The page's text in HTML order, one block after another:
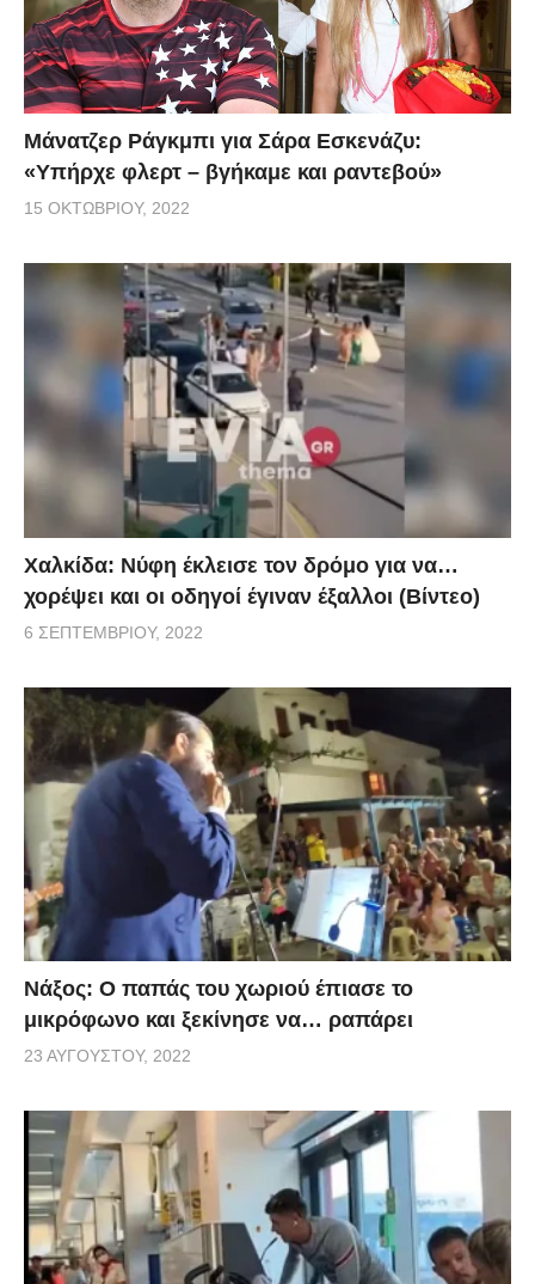
Μάνατζερ Ράγκμπι για Σάρα Εσκενάζυ:
«Υπήρχε φλερτ – βγήκαμε και ραντεβού»
15 ΟΚΤΩΒΡΊΟΥ, 2022
Χαλκίδα: Νύφη έκλεισε τον δρόμο για να…
χορέψει και οι οδηγοί έγιναν έξαλλοι (Βίντεο)
6 ΣΕΠΤΕΜΒΡΊΟΥ, 2022
Νάξος: Ο παπάς του χωριού έπιασε το
μικρόφωνο και ξεκίνησε να… ραπάρει
23 ΑΥΓΟΎΣΤΟΥ, 2022